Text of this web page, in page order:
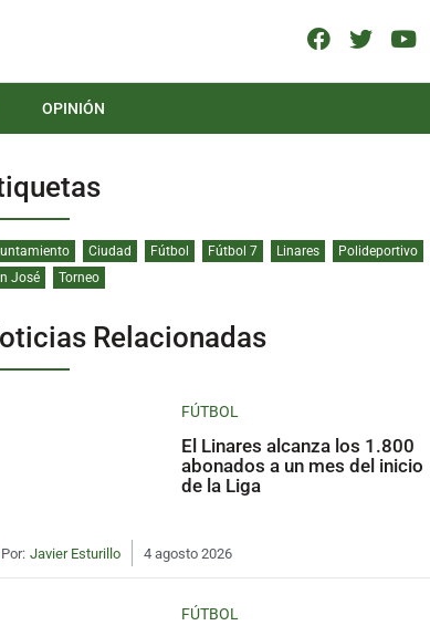
OPINIÓN
Ciudad Fútbol Fútbol 7 Linares
Polideportivo
José
Torneo
Relacionadas
FÚTBOL
El Linares alcanza los 1.800
abonados a un mes del inicio
de la Liga
Por: Javier Esturillo 4 agosto 2026
FÚTBOL